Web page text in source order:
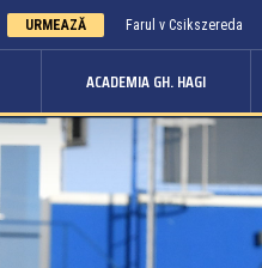
URMEAZĂ Farul v Csikszereda
ACADEMIA GH. HAGI